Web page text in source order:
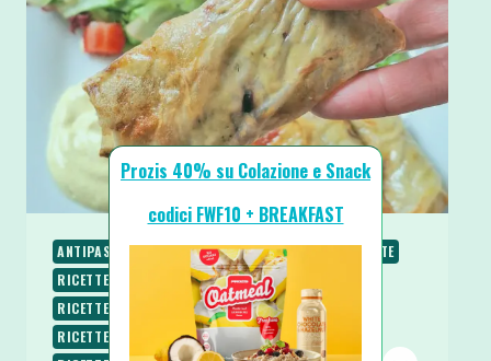
ANTIPASTI E STUZZICHINI PIATTI VELOCI
RICETTE
RICETTE BASE
RICETTE LOW CARB
RICETTE PROTEICHE
RICETTE SALATE
RICETTE SENZA BURRO
RICETTE SENZA GLUTINE
Prozis 40% su Colazione e Snack
codici FWF10 + BREAKFAST